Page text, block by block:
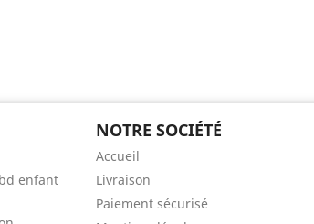
enfant
NOTRE SOCIÉTÉ
Accueil
Livraison
Paiement sécurisé